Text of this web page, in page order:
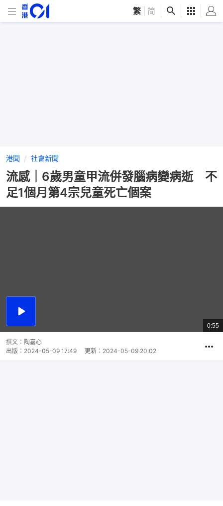
繁 简
港聞 社會新聞
流感｜6歲男童甲流併發腦病變病逝 不
足1個月第4宗兒童死亡個案
播
總
共
0:55
撰文： 陶嘉心
出版： 2024-05-09 17:49 更新： 2024-05-09 20:02